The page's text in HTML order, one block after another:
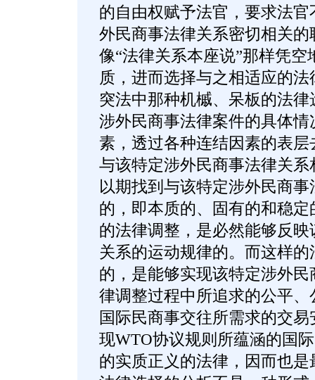
的自由权赋予法官，要求法
外民商事法律关系密切相关
像“法律关系本座说”那样凭
质，进而选择与之相适应的
突法中那种机槭、呆板的法
涉外民商事法律案件的具体
素，透过各种连结因素的表
与该特定涉外民商事法律关
以期找到与该特定涉外民商
的，即本质的、固有的和稳
的法律调整，是必然能够反
关系的运动规律的。而这样
的，是能够实现该特定涉外
律调整过程中所追求的公平
国际民商事交往所需求的交
现WTO协议规则所蕴涵的国
的实质正义的法律，因而也